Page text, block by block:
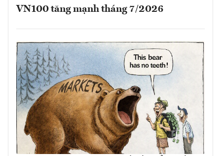
VN100 tăng mạnh tháng 7/2026